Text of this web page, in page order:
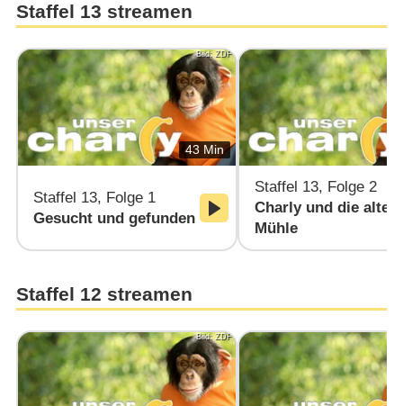
Staffel 13 streamen
Bild: ZDF
43 Min
Staffel 13, Folge 1
Gesucht und gefunden
Staffel 13, Folge 2
Charly und die alte
Mühle
Staffel 12 streamen
Bild: ZDF